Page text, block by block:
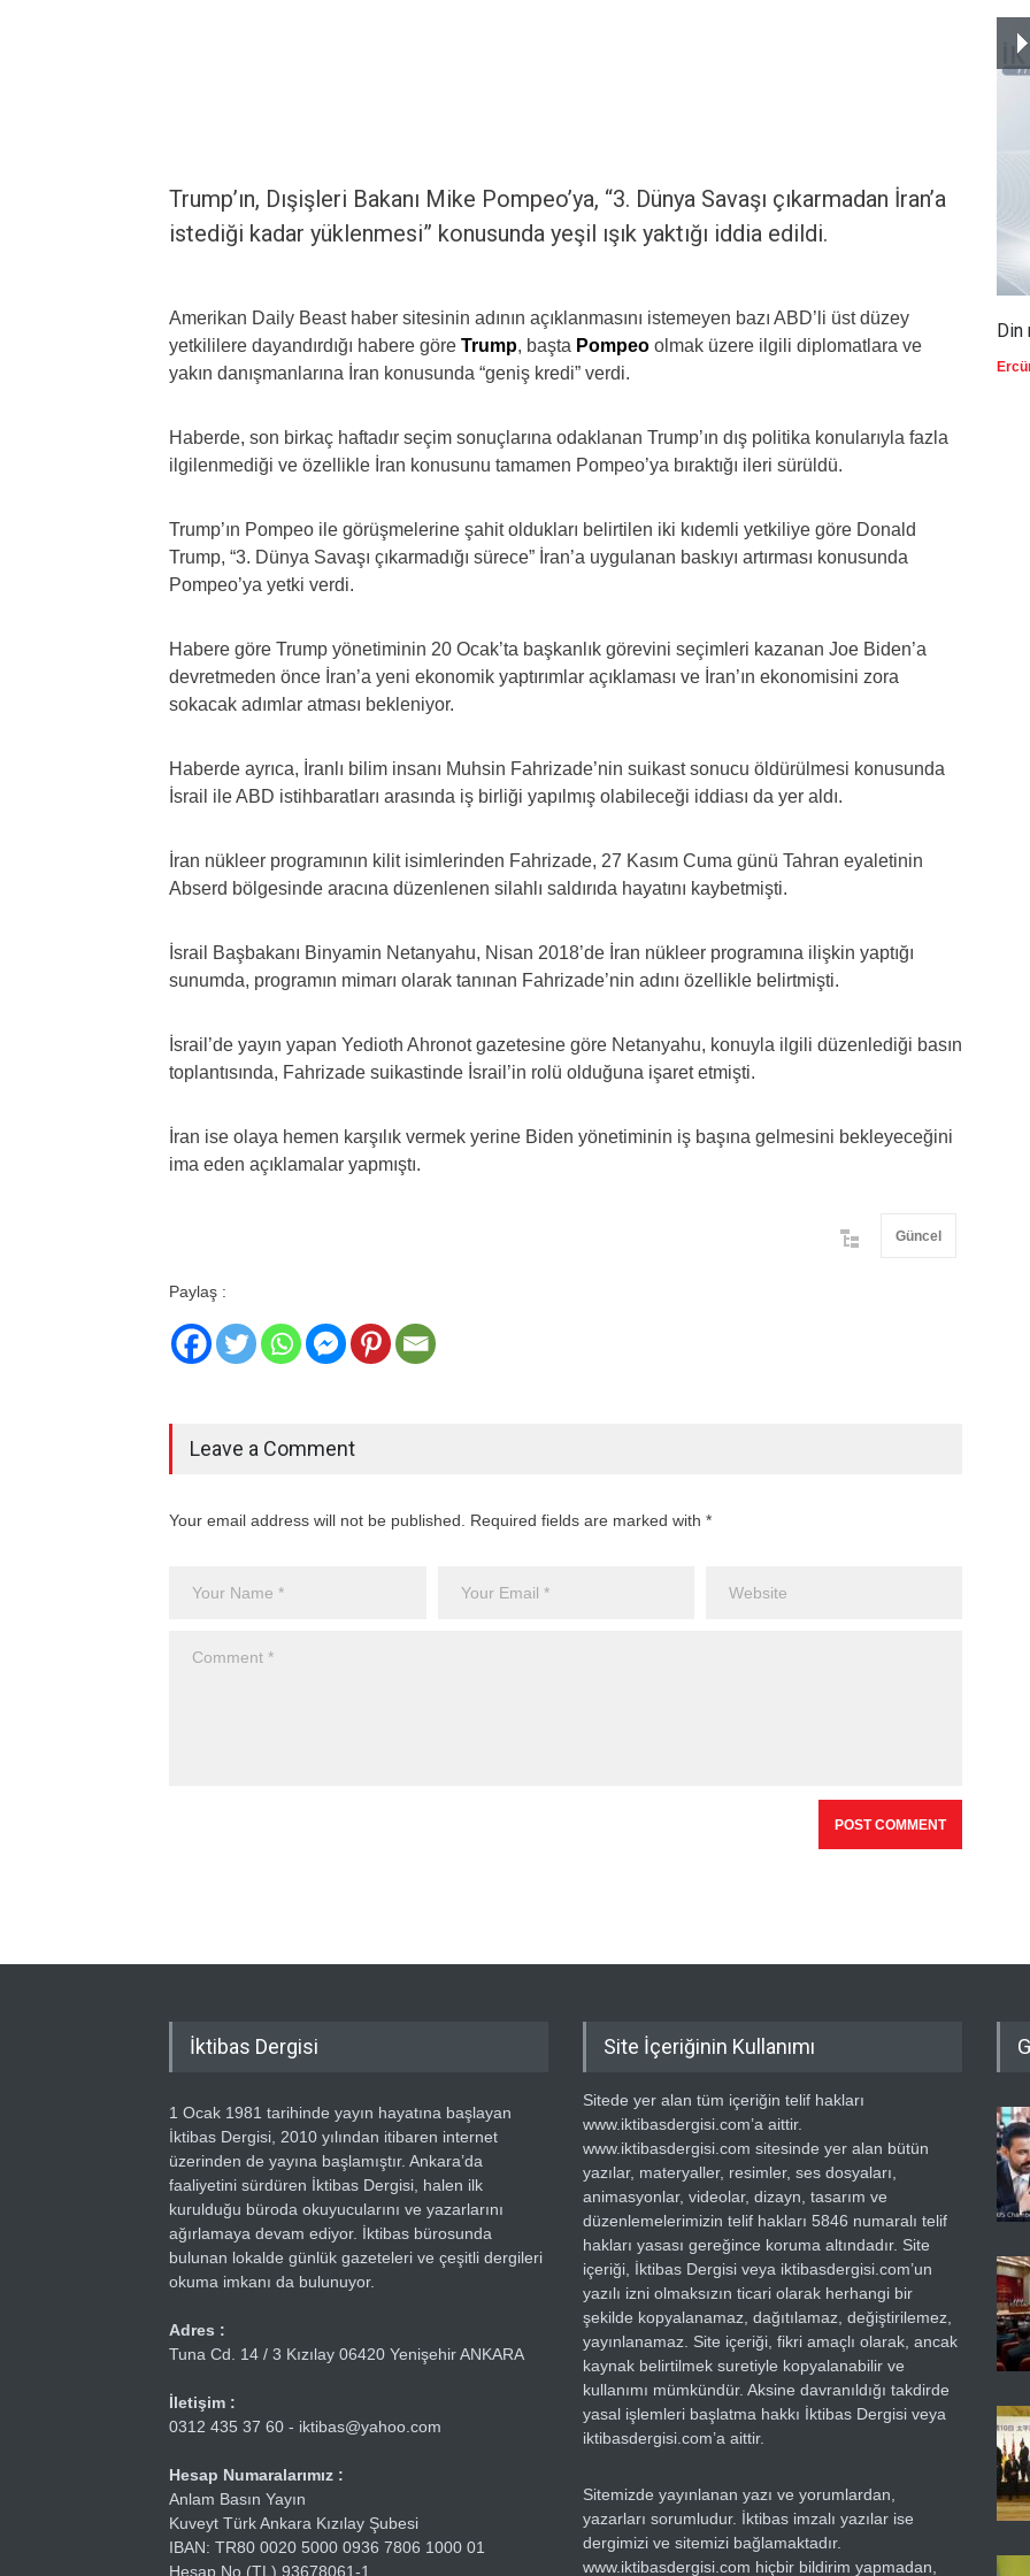
Trump’ın, Dışişleri Bakanı Mike Pompeo’ya, “3. Dünya Savaşı çıkarmadan İran’a
istediği kadar yüklenmesi” konusunda yeşil ışık yaktığı iddia edildi.
Amerikan Daily Beast haber sitesinin adının açıklanmasını istemeyen bazı ABD’li üst düzey
yetkililere dayandırdığı habere göre Trump, başta Pompeo olmak üzere ilgili diplomatlara ve
yakın danışmanlarına İran konusunda “geniş kredi” verdi.
Haberde, son birkaç haftadır seçim sonuçlarına odaklanan Trump’ın dış politika konularıyla fazla
ilgilenmediği ve özellikle İran konusunu tamamen Pompeo’ya bıraktığı ileri sürüldü.
Trump’ın Pompeo ile görüşmelerine şahit oldukları belirtilen iki kıdemli yetkiliye göre Donald
Trump, “3. Dünya Savaşı çıkarmadığı sürece” İran’a uygulanan baskıyı artırması konusunda
Pompeo’ya yetki verdi.
Habere göre Trump yönetiminin 20 Ocak’ta başkanlık görevini seçimleri kazanan Joe Biden’a
devretmeden önce İran’a yeni ekonomik yaptırımlar açıklaması ve İran’ın ekonomisini zora
sokacak adımlar atması bekleniyor.
Haberde ayrıca, İranlı bilim insanı Muhsin Fahrizade’nin suikast sonucu öldürülmesi konusunda
İsrail ile ABD istihbaratları arasında iş birliği yapılmış olabileceği iddiası da yer aldı.
İran nükleer programının kilit isimlerinden Fahrizade, 27 Kasım Cuma günü Tahran eyaletinin
Abserd bölgesinde aracına düzenlenen silahlı saldırıda hayatını kaybetmişti.
İsrail Başbakanı Binyamin Netanyahu, Nisan 2018’de İran nükleer programına ilişkin yaptığı
sunumda, programın mimarı olarak tanınan Fahrizade’nin adını özellikle belirtmişti.
İsrail’de yayın yapan Yedioth Ahronot gazetesine göre Netanyahu, konuyla ilgili düzenlediği basın
toplantısında, Fahrizade suikastinde İsrail’in rolü olduğuna işaret etmişti.
İran ise olaya hemen karşılık vermek yerine Biden yönetiminin iş başına gelmesini bekleyeceğini
ima eden açıklamalar yapmıştı.
Güncel
Paylaş :
Leave a Comment
Your email address will not be published. Required fields are marked with *
Din
İktibas Dergisi
1 Ocak 1981 tarihinde yayın hayatına başlayan
İktibas Dergisi, 2010 yılından itibaren internet
üzerinden de yayına başlamıştır. Ankara’da
faaliyetini sürdüren İktibas Dergisi, halen ilk
kurulduğu büroda okuyucularını ve yazarlarını
ağırlamaya devam ediyor. İktibas bürosunda
bulunan lokalde günlük gazeteleri ve çeşitli dergileri
okuma imkanı da bulunuyor.
Adres :
Tuna Cd. 14 / 3 Kızılay 06420 Yenişehir ANKARA
İletişim :
0312 435 37 60 - iktibas@yahoo.com
Hesap Numaralarımız :
Anlam Basın Yayın
Kuveyt Türk Ankara Kızılay Şubesi
IBAN: TR80 0020 5000 0936 7806 1000 01
Hesap No (TL) 93678061-1
Site İçeriğinin Kullanımı
Sitede yer alan tüm içeriğin telif hakları
www.iktibasdergisi.com’a aittir.
www.iktibasdergisi.com sitesinde yer alan bütün
yazılar, materyaller, resimler, ses dosyaları,
animasyonlar, videolar, dizayn, tasarım ve
düzenlemelerimizin telif hakları 5846 numaralı telif
hakları yasası gereğince koruma altındadır. Site
içeriği, İktibas Dergisi veya iktibasdergisi.com’un
yazılı izni olmaksızın ticari olarak herhangi bir
şekilde kopyalanamaz, dağıtılamaz, değiştirilemez,
yayınlanamaz. Site içeriği, fikri amaçlı olarak, ancak
kaynak belirtilmek suretiyle kopyalanabilir ve
kullanımı mümkündür. Aksine davranıldığı takdirde
yasal işlemleri başlatma hakkı İktibas Dergisi veya
iktibasdergisi.com’a aittir.
Sitemizde yayınlanan yazı ve yorumlardan,
yazarları sorumludur. İktibas imzalı yazılar ise
dergimizi ve sitemizi bağlamaktadır.
www.iktibasdergisi.com hiçbir bildirim yapmadan,